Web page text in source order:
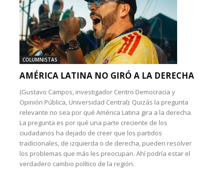
COLUMNISTAS
AMÉRICA LATINA NO GIRÓ A LA DERECHA
(Gustavo Campos, investigador Centro Democracia y
Opinión Pública, Universidad Central): Quizás la pregunta
relevante no sea por qué América Latina gira a la derecha.
La pregunta es por qué una parte creciente de los
ciudadanos ha dejado de creer que los partidos
tradicionales, de izquierda o de derecha, pueden resolver
los problemas que más les preocupan. Ahí podría estar el
verdadero cambio político de la región.